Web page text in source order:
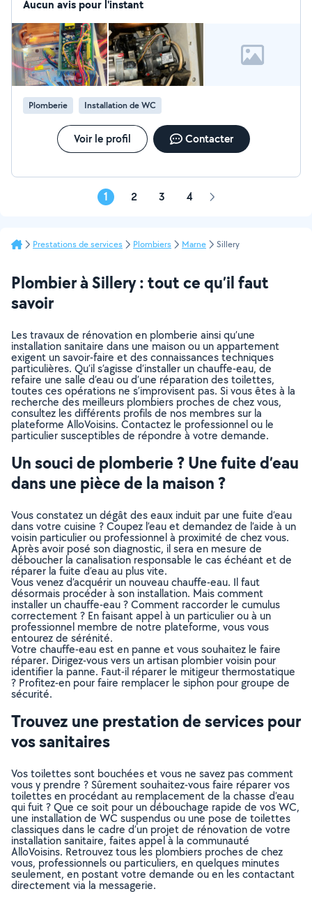
sèche serviette, radiateur, éviter, meuble vasque,
pose de chauffe eau électricité . Travaux soigné et très
efficace
Aucun avis pour l'instant
Plomberie Installation de WC
Voir le profil Contacter
1 2 3 4 Page
Prestations de services Plombiers Marne Sillery
Plombier à Sillery : tout ce qu’il faut
savoir
Les travaux de rénovation en plomberie ainsi qu’une
installation sanitaire dans une maison ou un appartement
exigent un savoir-faire et des connaissances techniques
particulières. Qu’il s’agisse d’installer un chauffe-eau, de
refaire une salle d’eau ou d’une réparation des toilettes,
toutes ces opérations ne s’improvisent pas. Si vous êtes à la
recherche des meilleurs plombiers proches de chez vous,
consultez les différents profils de nos membres sur la
plateforme AlloVoisins. Contactez le professionnel ou le
particulier susceptibles de répondre à votre demande.
Un souci de plomberie ? Une fuite d’eau
dans une pièce de la maison ?
Vous constatez un dégât des eaux induit par une fuite d’eau
dans votre cuisine ? Coupez l’eau et demandez de l’aide à un
voisin particulier ou professionnel à proximité de chez vous.
Après avoir posé son diagnostic, il sera en mesure de
déboucher la canalisation responsable le cas échéant et de
réparer la fuite d’eau au plus vite.
Vous venez d’acquérir un nouveau chauffe-eau. Il faut
désormais procéder à son installation. Mais comment
installer un chauffe-eau ? Comment raccorder le cumulus
correctement ? En faisant appel à un particulier ou à un
professionnel membre de notre plateforme, vous vous
entourez de sérénité.
Votre chauffe-eau est en panne et vous souhaitez le faire
réparer. Dirigez-vous vers un artisan plombier voisin pour
identifier la panne. Faut-il réparer le mitigeur thermostatique
? Profitez-en pour faire remplacer le siphon pour groupe de
sécurité.
Trouvez une prestation de services pour
vos sanitaires
Vos toilettes sont bouchées et vous ne savez pas comment
vous y prendre ? Sûrement souhaitez-vous faire réparer vos
toilettes en procédant au remplacement de la chasse d’eau
qui fuit ? Que ce soit pour un débouchage rapide de vos WC,
une installation de WC suspendus ou une pose de toilettes
classiques dans le cadre d’un projet de rénovation de votre
installation sanitaire, faites appel à la communauté
AlloVoisins. Retrouvez tous les plombiers proches de chez
vous, professionnels ou particuliers, en quelques minutes
seulement, en postant votre demande ou en les contactant
directement via la messagerie.